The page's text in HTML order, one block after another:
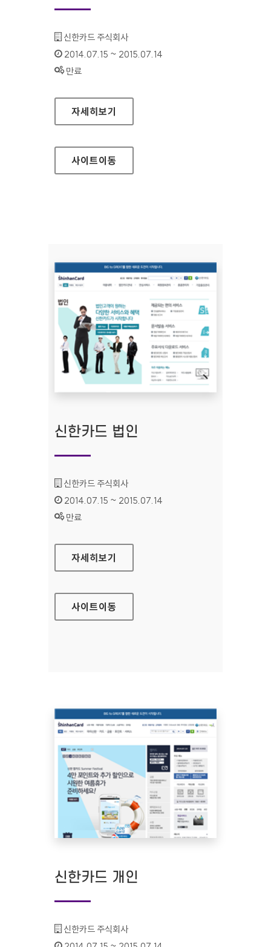
기관명 :
신한카드 주식회사
인증기간 :
2014.07.15 ~ 2015.07.14
상태 :
만료
신한카드 가맹점
자세히보기
사이트이동
신한카드 법인
기관명 :
신한카드 주식회사
인증기간 :
2014.07.15 ~ 2015.07.14
상태 :
만료
신한카드 법인
자세히보기
사이트이동
신한카드 개인
기관명 :
신한카드 주식회사